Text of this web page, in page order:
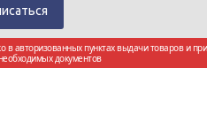
авторизованных пунктах выдачи товаров и при
документов